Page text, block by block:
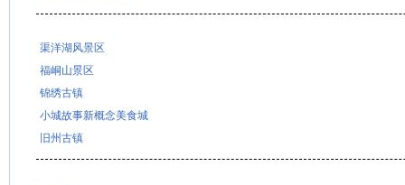
渠洋湖风景区
福峒山景区
锦绣古镇
小城故事新概念美食城
旧州古镇